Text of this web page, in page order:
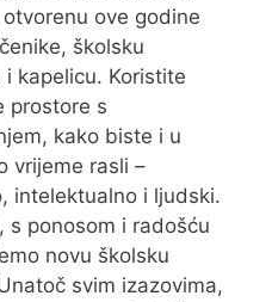
ove godine
školsku
i kapelicu. Koristite
prostore s
kako biste i u
vrijeme rasli –
intelektualno i ljudski.
s ponosom i radošću
novu školsku
svim izazovima,